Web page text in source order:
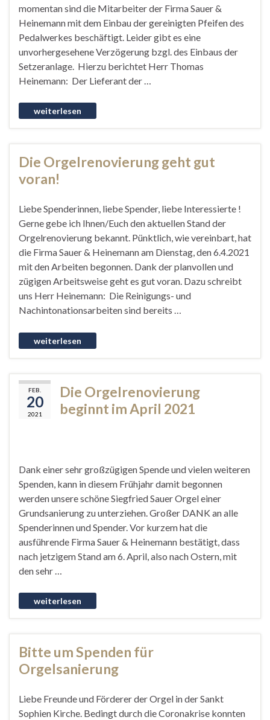
momentan sind die Mitarbeiter der Firma Sauer &
Heinemann mit dem Einbau der gereinigten Pfeifen des
Pedalwerkes beschäftigt. Leider gibt es eine
unvorhergesehene Verzögerung bzgl. des Einbaus der
Setzeranlage. Hierzu berichtet Herr Thomas
Heinemann: Der Lieferant der …
Die Orgelrenovierung geht gut
voran!
Liebe Spenderinnen, liebe Spender, liebe Interessierte !
Gerne gebe ich Ihnen/Euch den aktuellen Stand der
Orgelrenovierung bekannt. Pünktlich, wie vereinbart, hat
die Firma Sauer & Heinemann am Dienstag, den 6.4.2021
mit den Arbeiten begonnen. Dank der planvollen und
zügigen Arbeitsweise geht es gut voran. Dazu schreibt
uns Herr Heinemann: Die Reinigungs- und
Nachintonationsarbeiten sind bereits …
FEB.
20
2021
Die Orgelrenovierung
beginnt im April 2021
Dank einer sehr großzügigen Spende und vielen weiteren
Spenden, kann in diesem Frühjahr damit begonnen
werden unsere schöne Siegfried Sauer Orgel einer
Grundsanierung zu unterziehen. Großer DANK an alle
Spenderinnen und Spender. Vor kurzem hat die
ausführende Firma Sauer & Heinemann bestätigt, dass
nach jetzigem Stand am 6. April, also nach Ostern, mit
den sehr …
Bitte um Spenden für
Orgelsanierung
Liebe Freunde und Förderer der Orgel in der Sankt
Sophien Kirche. Bedingt durch die Coronakrise konnten